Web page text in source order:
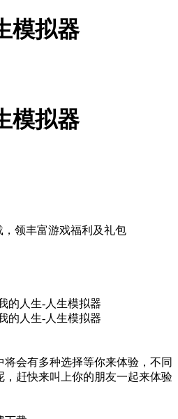
模拟器
模拟器
，领丰富游戏福利 及礼包
会有多种选择等你来体验，不同
，赶快来叫上你的朋友一起来体验